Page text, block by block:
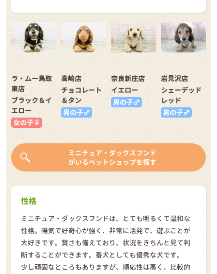
ラ・ムー鳥取
東店
ブラック＆イ
エロー
女の子♀
高崎店
チョコレート
＆タン
男の子♂
奈良新庄店
イエロー
男の子♂
岩見沢店
シェーデッド
レッド
男の子♂
ミニチュア・ダックスフンド
がいるペットショップを探す
性格
ミニチュア・ダックスフンドは、とても明るくて温和な
性格。陽気で好奇心が強く、非常に活発で、遊ぶことが
大好きです。賢さも備えており、状況をきちんと見て判
断することができます。番犬としても優秀な犬です。
少し頑固なところもありますが、順応性は高く、比較的